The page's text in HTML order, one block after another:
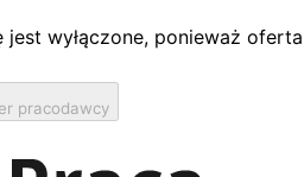
wyłączone, ponieważ oferta
pracodawcy